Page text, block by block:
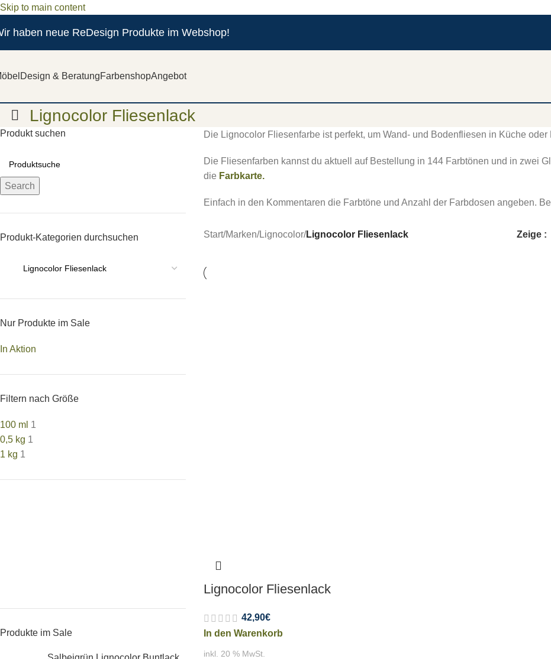
Skip to main content
haben neue ReDesign Produkte im Webshop!
Design & BeratungFarbenshopAngebot
Lignocolor Fliesenlack
Produkt suchen
Search
Produkt-Kategorien durchsuchen
Nur Produkte im Sale
In Aktion
Filtern nach Größe
100 ml 1
0,5 kg 1
1 kg 1
Produkte im Sale
Die Lignocolor Fliesenfarbe ist perfekt, um Wand- und Bodenfliesen in Küche
Die Fliesenfarben kannst du aktuell auf Bestellung in 144 Farbtönen und in zwei
die Farbkarte.
Einfach in den Kommentaren die Farbtöne und Anzahl der Farbdosen angeben.
Start/Marken/Lignocolor/Lignocolor Fliesenlack Zeige
Lignocolor Fliesenlack
42,90€
In den Warenkorb
inkl. 20 % MwSt.